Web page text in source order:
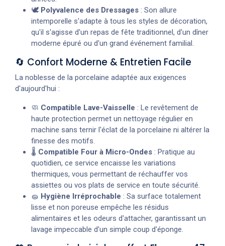
🕊️ Polyvalence des Dressages : Son allure
intemporelle s'adapte à tous les styles de décoration,
qu'il s'agisse d'un repas de fête traditionnel, d'un dîner
moderne épuré ou d'un grand événement familial.
🔄 Confort Moderne & Entretien Facile
La noblesse de la porcelaine adaptée aux exigences
d'aujourd'hui :
🧼 Compatible Lave-Vaisselle : Le revêtement de
haute protection permet un nettoyage régulier en
machine sans ternir l'éclat de la porcelaine ni altérer la
finesse des motifs.
🌡️ Compatible Four à Micro-Ondes : Pratique au
quotidien, ce service encaisse les variations
thermiques, vous permettant de réchauffer vos
assiettes ou vos plats de service en toute sécurité.
🧽 Hygiène Irréprochable : Sa surface totalement
lisse et non poreuse empêche les résidus
alimentaires et les odeurs d'attacher, garantissant un
lavage impeccable d'un simple coup d'éponge.